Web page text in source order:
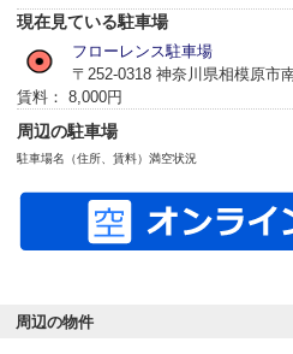
現在見ている駐車場
フローレンス駐車場
〒252-0318 神奈川県相模原市
賃料： 8,000円
周辺の駐車場
駐車場名（住所、賃料） 満空状況
周辺の物件